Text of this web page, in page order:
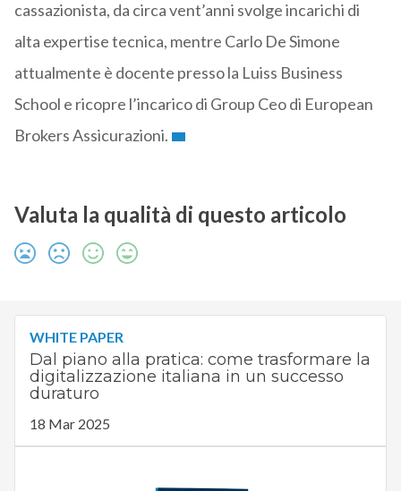
cassazionista, da circa vent’anni svolge incarichi di
alta expertise tecnica, mentre Carlo De Simone
attualmente è docente presso la Luiss Business
School e ricopre l’incarico di Group Ceo di European
Brokers Assicurazioni.
Valuta la qualità di questo articolo
WHITE PAPER
Dal piano alla pratica: come trasformare la
digitalizzazione italiana in un successo
duraturo
18 Mar 2025